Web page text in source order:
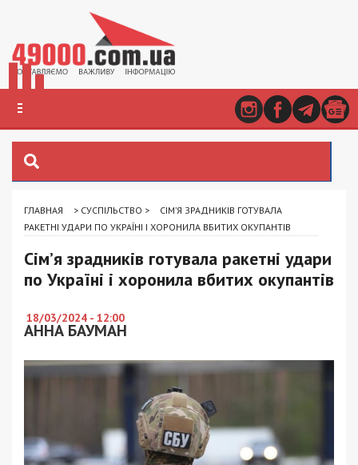
ГЛАВНАЯ > СУСПІЛЬСТВО >
СІМ’Я ЗРАДНИКІВ ГОТУВАЛА
РАКЕТНІ УДАРИ ПО УКРАЇНІ І ХОРОНИЛА ВБИТИХ ОКУПАНТІВ
Сім’я зрадників готувала ракетні удари
по Україні і хоронила вбитих окупантів
18/03/2024 - 12:00
АННА БАУМАН